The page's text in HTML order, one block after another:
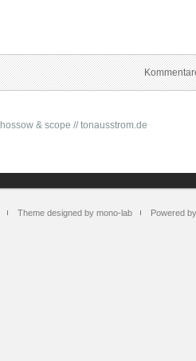
hossow & scope // tonausstrom.de
Theme designed by mono-lab Powered